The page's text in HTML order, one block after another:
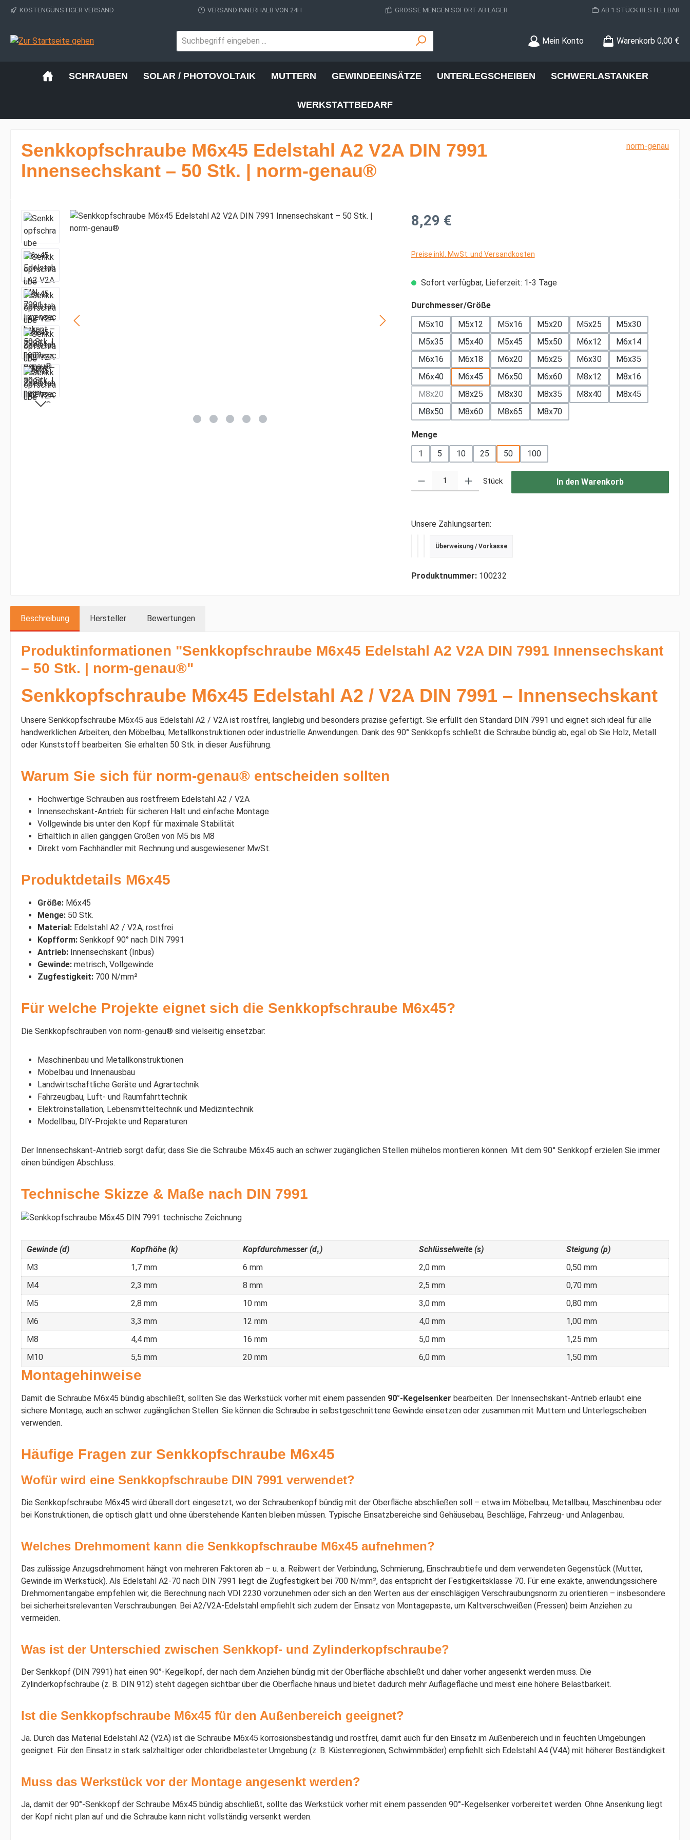
Hauptinhalt springen
Zur Suche springen
Zur Hauptnavigation springen
KOSTENGÜNSTIGER VERSAND VERSAND INNERHALB VON 24H GROSSE MENGEN SOFORT AB LAGER AB 1 STÜCK BESTELLBAR
Mein Konto Warenkorb 0,00 €
SCHRAUBEN SOLAR / PHOTOVOLTAIK MUTTERN GEWINDEEINSÄTZE UNTERLEGSCHEIBEN SCHWERLASTANKER
WERKSTATTBEDARF
Senkkopfschraube M6x45 Edelstahl A2 V2A DIN 7991
Innensechskant – 50 Stk. | norm-genau®
norm-genau
Bildergalerie überspringen Regulärer Preis:
8,29 €
Preise inkl. MwSt. und Versandkosten
Sofort verfügbar, Lieferzeit: 1-3 Tage
Durchmesser/Größeauswählen
M5x10
M5x12 M5x16 M5x20 M5x25
M5x30
M5x35
M5x40 M5x45 M5x50 M6x12
M6x14
M6x16
M6x18 M6x20 M6x25 M6x30
M6x35
M6x40
M6x45 M6x50 M6x60 M8x12
M8x16
M8x20
(Diese Option ist zurzeit nicht verfügbar.)
M8x25 M8x30 M8x35 M8x40
M8x45
M8x50
M8x60 M8x65 M8x70
Mengeauswählen
1
5 10 25 50 100
Stück In den Warenkorb
Unsere Zahlungsarten:
Überweisung / Vorkasse
Produktnummer: 100232
Beschreibung Hersteller Bewertungen
Produktinformationen "Senkkopfschraube M6x45 Edelstahl A2 V2A DIN 7991 Innensechskant
– 50 Stk. | norm-genau®"
Senkkopfschraube M6x45 Edelstahl A2 / V2A DIN 7991 – Innensechskant
Unsere Senkkopfschraube M6x45 aus Edelstahl A2 / V2A ist rostfrei, langlebig und besonders präzise gefertigt. Sie erfüllt den Standard DIN 7991 und eignet sich ideal für alle
handwerklichen Arbeiten, den Möbelbau, Metallkonstruktionen oder industrielle Anwendungen. Dank des 90° Senkkopfs schließt die Schraube bündig ab, egal ob Sie Holz, Metall
oder Kunststoff bearbeiten. Sie erhalten 50 Stk. in dieser Ausführung.
Warum Sie sich für norm-genau® entscheiden sollten
Hochwertige Schrauben aus rostfreiem Edelstahl A2 / V2A
Innensechskant-Antrieb für sicheren Halt und einfache Montage
Vollgewinde bis unter den Kopf für maximale Stabilität
Erhältlich in allen gängigen Größen von M5 bis M8
Direkt vom Fachhändler mit Rechnung und ausgewiesener MwSt.
Produktdetails M6x45
Größe: M6x45
Menge: 50 Stk.
Material: Edelstahl A2 / V2A, rostfrei
Kopfform: Senkkopf 90° nach DIN 7991
Antrieb: Innensechskant (Inbus)
Gewinde: metrisch, Vollgewinde
Zugfestigkeit: 700 N/mm²
Für welche Projekte eignet sich die Senkkopfschraube M6x45?
Die Senkkopfschrauben von norm-genau® sind vielseitig einsetzbar:
Maschinenbau und Metallkonstruktionen
Möbelbau und Innenausbau
Landwirtschaftliche Geräte und Agrartechnik
Fahrzeugbau, Luft- und Raumfahrttechnik
Elektroinstallation, Lebensmitteltechnik und Medizintechnik
Modellbau, DIY-Projekte und Reparaturen
Der Innensechskant-Antrieb sorgt dafür, dass Sie die Schraube M6x45 auch an schwer zugänglichen Stellen mühelos montieren können. Mit dem 90° Senkkopf erzielen Sie immer
einen bündigen Abschluss.
Technische Skizze & Maße nach DIN 7991
Gewinde (d) Kopfhöhe (k) Kopfdurchmesser (d₁) Schlüsselweite (s)
Steigung (p)
M3
1,7 mm 6 mm 2,0 mm
0,50 mm
M4
2,3 mm 8 mm 2,5 mm
0,70 mm
M5
2,8 mm 10 mm 3,0 mm
0,80 mm
M6
3,3 mm 12 mm 4,0 mm
1,00 mm
M8
4,4 mm 16 mm 5,0 mm
1,25 mm
M10
5,5 mm 20 mm 6,0 mm 1,50 mm
Montagehinweise
Damit die Schraube M6x45 bündig abschließt, sollten Sie das Werkstück vorher mit einem passenden 90°-Kegelsenker bearbeiten. Der Innensechskant-Antrieb erlaubt eine
sichere Montage, auch an schwer zugänglichen Stellen. Sie können die Schraube in selbstgeschnittene Gewinde einsetzen oder zusammen mit Muttern und Unterlegscheiben
verwenden.
Häufige Fragen zur Senkkopfschraube M6x45
Wofür wird eine Senkkopfschraube DIN 7991 verwendet?
Die Senkkopfschraube M6x45 wird überall dort eingesetzt, wo der Schraubenkopf bündig mit der Oberfläche abschließen soll – etwa im Möbelbau, Metallbau, Maschinenbau oder
bei Konstruktionen, die optisch glatt und ohne überstehende Kanten bleiben müssen. Typische Einsatzbereiche sind Gehäusebau, Beschläge, Fahrzeug- und Anlagenbau.
Welches Drehmoment kann die Senkkopfschraube M6x45 aufnehmen?
Das zulässige Anzugsdrehmoment hängt von mehreren Faktoren ab – u. a. Reibwert der Verbindung, Schmierung, Einschraubtiefe und dem verwendeten Gegenstück (Mutter,
Gewinde im Werkstück). Als Edelstahl A2-70 nach DIN 7991 liegt die Zugfestigkeit bei 700 N/mm², das entspricht der Festigkeitsklasse 70. Für eine exakte, anwendungssichere
Drehmomentangabe empfehlen wir, die Berechnung nach VDI 2230 vorzunehmen oder sich an den Werten aus der einschlägigen Verschraubungsnorm zu orientieren – insbesondere
bei sicherheitsrelevanten Verschraubungen. Bei A2/V2A-Edelstahl empfiehlt sich zudem der Einsatz von Montagepaste, um Kaltverschweißen (Fressen) beim Anziehen zu
vermeiden.
Was ist der Unterschied zwischen Senkkopf- und Zylinderkopfschraube?
Der Senkkopf (DIN 7991) hat einen 90°-Kegelkopf, der nach dem Anziehen bündig mit der Oberfläche abschließt und daher vorher angesenkt werden muss. Die
Zylinderkopfschraube (z. B. DIN 912) steht dagegen sichtbar über die Oberfläche hinaus und bietet dadurch mehr Auflagefläche und meist eine höhere Belastbarkeit.
Ist die Senkkopfschraube M6x45 für den Außenbereich geeignet?
Ja. Durch das Material Edelstahl A2 (V2A) ist die Schraube M6x45 korrosionsbeständig und rostfrei, damit auch für den Einsatz im Außenbereich und in feuchten Umgebungen
geeignet. Für den Einsatz in stark salzhaltiger oder chloridbelasteter Umgebung (z. B. Küstenregionen, Schwimmbäder) empfiehlt sich Edelstahl A4 (V4A) mit höherer Beständigkeit.
Muss das Werkstück vor der Montage angesenkt werden?
Ja, damit der 90°-Senkkopf der Schraube M6x45 bündig abschließt, sollte das Werkstück vorher mit einem passenden 90°-Kegelsenker vorbereitet werden. Ohne Ansenkung liegt
der Kopf nicht plan auf und die Schraube kann nicht vollständig versenkt werden.